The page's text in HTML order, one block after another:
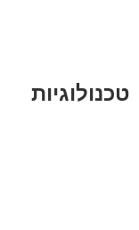
טכנולוגיות